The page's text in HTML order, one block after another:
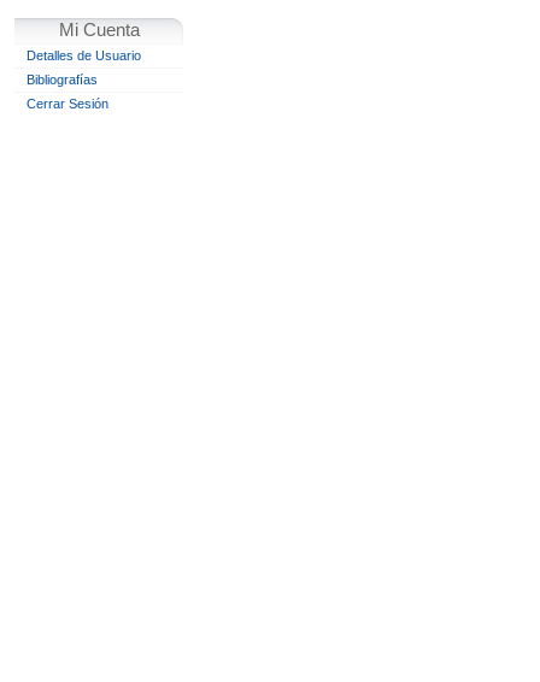
Mi Cuenta
Detalles de Usuario
Bibliografías
Cerrar Sesión